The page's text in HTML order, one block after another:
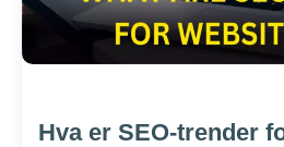
Hva er SEO-trender